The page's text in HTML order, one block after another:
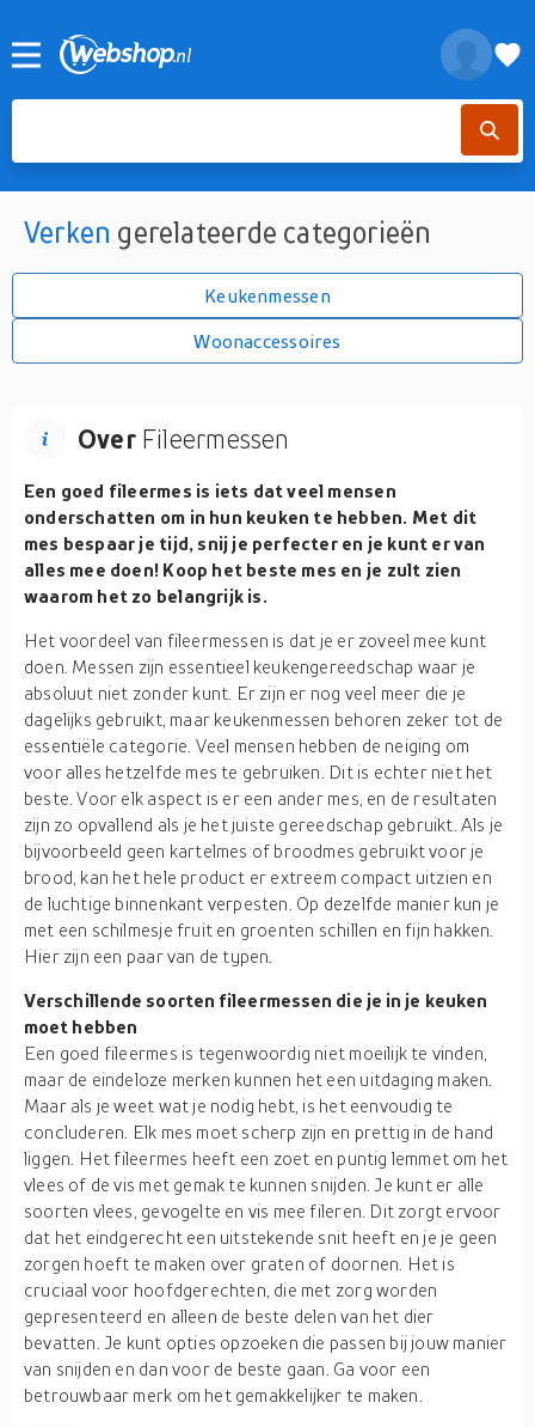
Verken gerelateerde categorieën
Keukenmessen
Woonaccessoires
OverFileermessen
Een goed fileermes is iets dat veel mensen
onderschatten om in hun keuken te hebben. Met dit
mes bespaar je tijd, snij je perfecter en je kunt er van
alles mee doen! Koop het beste mes en je zult zien
waarom het zo belangrijk is.
Het voordeel van fileermessen is dat je er zoveel mee kunt
doen. Messen zijn essentieel keukengereedschap waar je
absoluut niet zonder kunt. Er zijn er nog veel meer die je
dagelijks gebruikt, maar keukenmessen behoren zeker tot de
essentiële categorie. Veel mensen hebben de neiging om
voor alles hetzelfde mes te gebruiken. Dit is echter niet het
beste. Voor elk aspect is er een ander mes, en de resultaten
zijn zo opvallend als je het juiste gereedschap gebruikt. Als je
bijvoorbeeld geen kartelmes of broodmes gebruikt voor je
brood, kan het hele product er extreem compact uitzien en
de luchtige binnenkant verpesten. Op dezelfde manier kun je
met een schilmesje fruit en groenten schillen en fijn hakken.
Hier zijn een paar van de typen.
Verschillende soorten fileermessen die je in je keuken
moet hebben
Een goed fileermes is tegenwoordig niet moeilijk te vinden,
maar de eindeloze merken kunnen het een uitdaging maken.
Maar als je weet wat je nodig hebt, is het eenvoudig te
concluderen. Elk mes moet scherp zijn en prettig in de hand
liggen. Het fileermes heeft een zoet en puntig lemmet om het
vlees of de vis met gemak te kunnen snijden. Je kunt er alle
soorten vlees, gevogelte en vis mee fileren. Dit zorgt ervoor
dat het eindgerecht een uitstekende snit heeft en je je geen
zorgen hoeft te maken over graten of doornen. Het is
cruciaal voor hoofdgerechten, die met zorg worden
gepresenteerd en alleen de beste delen van het dier
bevatten. Je kunt opties opzoeken die passen bij jouw manier
van snijden en dan voor de beste gaan. Ga voor een
betrouwbaar merk om het gemakkelijker te maken.